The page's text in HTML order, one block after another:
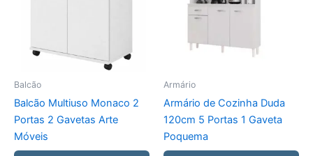
Balcão
Balcão Multiuso Monaco 2
Portas 2 Gavetas Arte
Móveis
Armário
Armário de Cozinha Duda
120cm 5 Portas 1 Gaveta
Poquema